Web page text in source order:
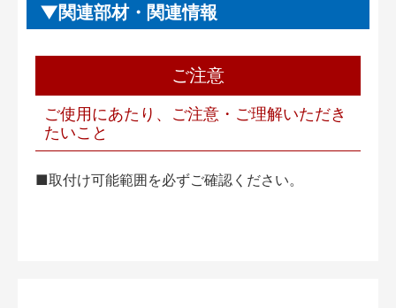
関連部材・関連情報
ご注意
ご使用にあたり、ご注意・ご理解いただき
たいこと
■取付け可能範囲を必ずご確認ください。